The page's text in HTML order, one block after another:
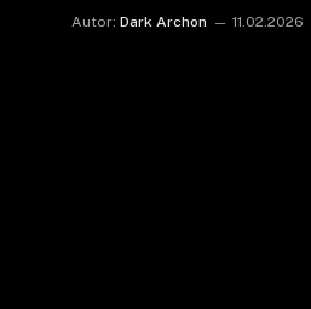
Autor: Dark Archon 11.02.2026